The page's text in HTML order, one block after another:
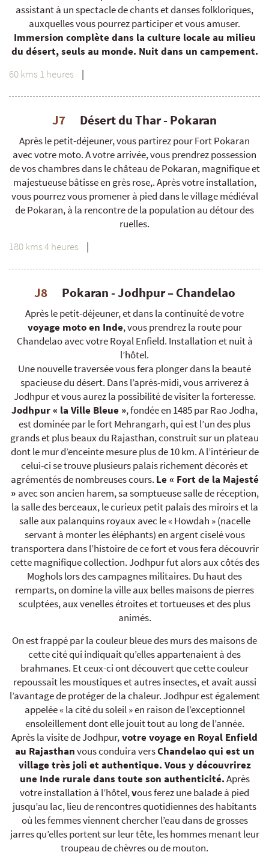
assistant à un spectacle de chants et danses folkloriques,
auxquelles vous pourrez participer et vous amuser.
Immersion complète dans la culture locale au milieu
du désert, seuls au monde. Nuit dans un campement.
60 kms 1 heures
|
J7 Désert du Thar - Pokaran
Après le petit-déjeuner, vous partirez pour Fort Pokaran
avec votre moto. A votre arrivée, vous prendrez possession
de vos chambres dans le château de Pokaran, magnifique et
majestueuse bâtisse en grès rose,. Après votre installation,
vous pourrez vous promener à pied dans le village médiéval
de Pokaran, à la rencontre de la population au détour des
ruelles.
180 kms 4 heures
|
J8 Pokaran - Jodhpur – Chandelao
Après le petit-déjeuner, et dans la continuité de votre
voyage moto en Inde, vous prendrez la route pour
Chandelao avec votre Royal Enfield. Installation et nuit à
l’hôtel.
Une nouvelle traversée vous fera plonger dans la beauté
spacieuse du désert. Dans l’après-midi, vous arriverez à
Jodhpur et vous aurez la possibilité de visiter la forteresse.
Jodhpur « la Ville Bleue », fondée en 1485 par Rao Jodha,
est dominée par le fort Mehrangarh, qui est l’un des plus
grands et plus beaux du Rajasthan, construit sur un plateau
dont le mur d’enceinte mesure plus de 10 km. A l’intérieur de
celui-ci se trouve plusieurs palais richement décorés et
agrémentés de nombreuses cours. Le « Fort de la Majesté
» avec son ancien harem, sa somptueuse salle de réception,
la salle des berceaux, le curieux petit palais des miroirs et la
salle aux palanquins royaux avec le « Howdah » (nacelle
servant à monter les éléphants) en argent ciselé vous
transportera dans l’histoire de ce fort et vous fera découvrir
cette magnifique collection. Jodhpur fut alors aux côtés des
Moghols lors des campagnes militaires. Du haut des
remparts, on domine la ville aux belles maisons de pierres
sculptées, aux venelles étroites et tortueuses et des plus
animés.
On est frappé par la couleur bleue des murs des maisons de
cette cité qui indiquait qu’elles appartenaient à des
brahmanes. Et ceux-ci ont découvert que cette couleur
repoussait les moustiques et autres insectes, et avait aussi
l’avantage de protéger de la chaleur. Jodhpur est également
appelée « la cité du soleil » en raison de l’exceptionnel
ensoleillement dont elle jouit tout au long de l’année.
Après la visite de Jodhpur,votre voyage en Royal Enfield
au Rajasthanvous conduira versChandelao qui est un
village très joli et authentique. Vous y découvrirez
une Inde rurale dans toute son authenticité.Après
votre installation à l’hôtel,vous ferez une balade à pied
jusqu’au lac, lieu de rencontres quotidiennes des habitants
où les femmes viennent chercher l’eau dans de grosses
jarres qu’elles portent sur leur tête, les hommes menant leur
troupeau de chèvres ou de mouton.